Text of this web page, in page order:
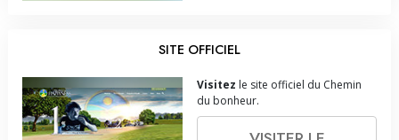
SITE OFFICIEL
Visitez le site officiel du Chemin
du bonheur.